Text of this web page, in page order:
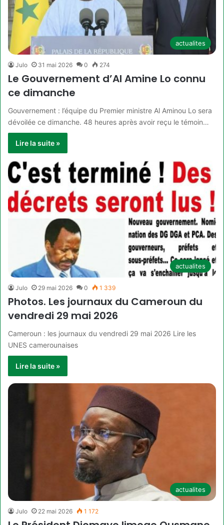
actualites
Julo 31 mai 2026 0 274
Le Gouvernement d’Al Amine Lo connu
ce dimanche
Gouvernement : l’équipe du Premier ministre Al Aminou Lo sera
dévoilée ce dimanche. 48 heures après avoir reçu le témoin…
Lire la suite »
actualites
Julo 29 mai 2026 0 1 339
Photos. Les journaux du Cameroun du
vendredi 29 mai 2026
Cameroun : les journaux du vendredi 29 mai 2026 Lire les
UNES camerounaises
Lire la suite »
actualites
Julo 22 mai 2026 1 172